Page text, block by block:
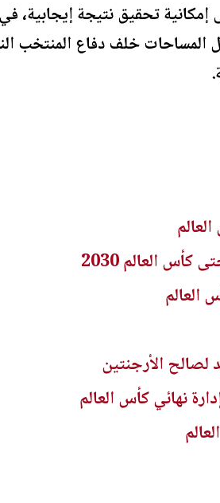
إمكانية تحقيق نتيجة
خلف دفاع المنتخب
العالم 2030
الأرجنتين
نهائي كأس العالم